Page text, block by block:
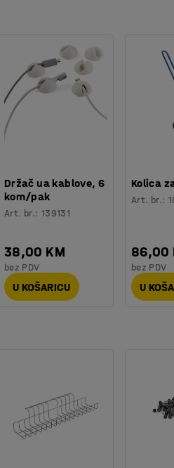
1022:2018
Držač ua kablove, 6
kom/pak
Art. br.: 139131
38,00 KM
bez PDV
U KOŠARICU
Kolica
Art. br.:
86,00
bez PDV
U